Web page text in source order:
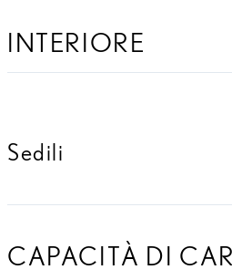
INTERIORE
Sedili
CAPACITÀ DI